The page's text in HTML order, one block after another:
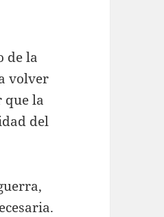
de la
volver
que la
del